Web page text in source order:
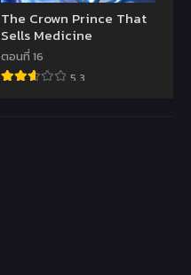
The Crown Prince That
Sells Medicine
ตอนที่ 16
5.3